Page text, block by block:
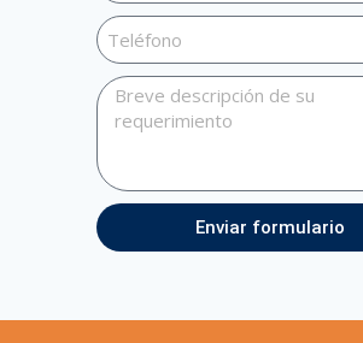
Enviar formulario